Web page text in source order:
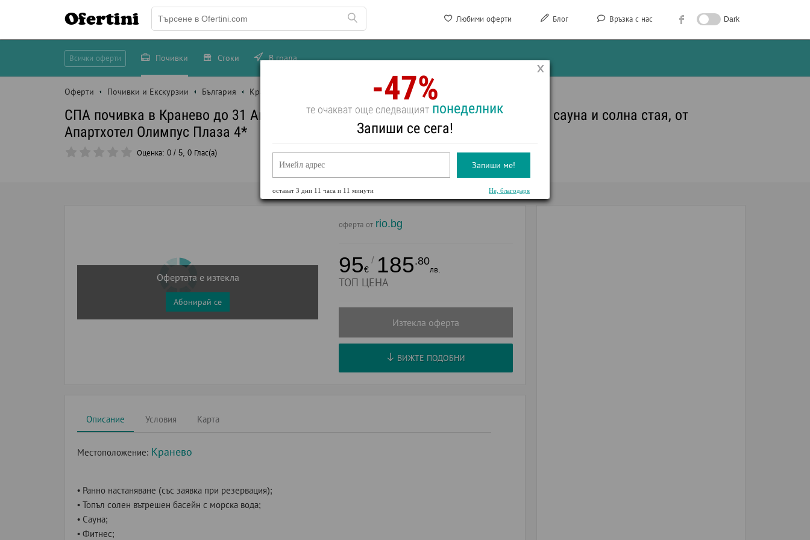
Любими оферти Блог Връзка с нас Dark
Ofertini
Всички оферти Почивки Стоки В града
Оферти Почивки и Екскурзии България Кранево
СПА почивка в Кранево до 31 Август! Нощувка със закуска + вътрешен басейн, сауна и солна стая, от
Апартхотел Олимпус Плаза 4*
Оценка: 0 / 5, 0 Глас(а)
Офертата е изтекла
Абонирай се
оферта от rio.bg
95€
/ 185.80
лв.
ТОП ЦЕНА
Изтекла оферта
ВИЖТЕ ПОДОБНИ
Описание Условия Карта
Местоположение: Кранево
• Ранно настаняване (със заявка при резервация);
• Топъл солен вътрешен басейн с морска вода;
• Сауна;
• Фитнес;
-47%
те очакват още следващият понеделник
Запиши се сега!
Запиши ме!
остават 3 дни 11 часа и 11 минути Не, благодаря